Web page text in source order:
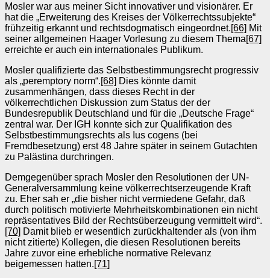
Mosler war aus meiner Sicht innovativer und visionärer. Er
hat die „Erweiterung des Kreises der Völkerrechtssubjekte“
frühzeitig erkannt und rechtsdogmatisch eingeordnet.[66] Mit
seiner allgemeinen Haager Vorlesung zu diesem Thema[67]
erreichte er auch ein internationales Publikum.
Mosler qualifizierte das Selbstbestimmungsrecht progressiv
als „peremptory norm“.[68] Dies könnte damit
zusammenhängen, dass dieses Recht in der
völkerrechtlichen Diskussion zum Status der der
Bundesrepublik Deutschland und für die „Deutsche Frage“
zentral war. Der IGH konnte sich zur Qualifikation des
Selbstbestimmungsrechts als Ius cogens (bei
Fremdbesetzung) erst 48 Jahre später in seinem Gutachten
zu Palästina durchringen.
Demgegenüber sprach Mosler den Resolutionen der UN-
Generalversammlung keine völkerrechtserzeugende Kraft
zu. Eher sah er „die bisher nicht vermiedene Gefahr, daß
durch politisch motivierte Mehrheitskombinationen ein nicht
repräsentatives Bild der Rechtsüberzeugung vermittelt wird“.
[70] Damit blieb er wesentlich zurückhaltender als (von ihm
nicht zitierte) Kollegen, die diesen Resolutionen bereits
Jahre zuvor eine erhebliche normative Relevanz
beigemessen hatten.[71]